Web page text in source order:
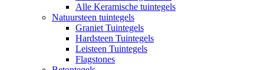
Alle Keramische tuintegels
Natuursteen tuintegels
Graniet Tuintegels
Hardsteen Tuintegels
Leisteen Tuintegels
Flagstones